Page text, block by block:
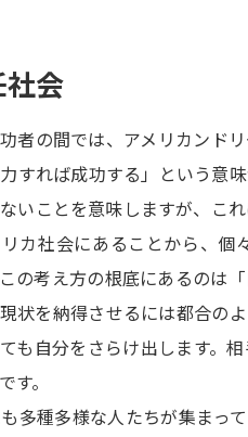
社会
者の間では、アメリカンド
すれば成功する」という意
いことを意味しますが、こ
カ社会にあることから、
の考え方の根底にあるのは
状を納得させるには都合の
も自分をさらけ出します。
す。
多種多様な人たちが集まっ